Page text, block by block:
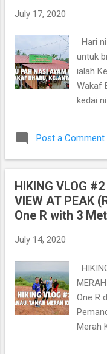
July 17, 2020
Hari
untuk
ialah
Wakaf
kedai
tanda
akan
Post a Comment
HIKING VLOG
VIEW AT PEAK
One R with 3
July 14, 2020
One R
Merah